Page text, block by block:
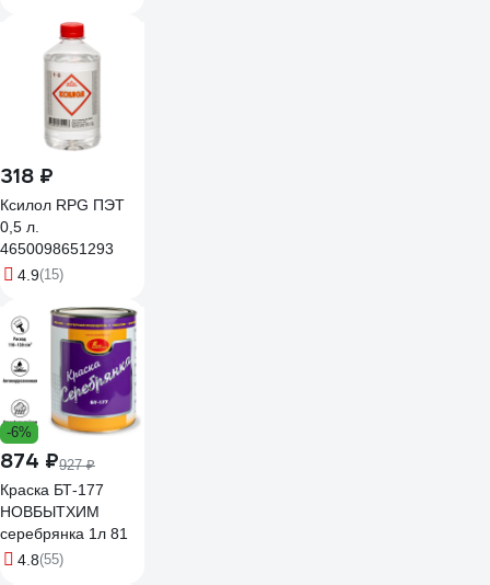
00004032
318 ₽
Ксилол RPG ПЭТ
0,5 л.
4650098651293
4.9(15)
-6%
874 ₽927 ₽
Краска БТ-177
НОВБЫТХИМ
серебрянка 1л 81
4.8(55)